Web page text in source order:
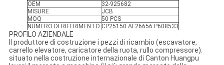
OEM
32-925682
MISURE
JCB
MOQ
50 PCS
NUMERO DI RIFERIMENTO. CP25150 AF26656 P608533
PROFILO AZIENDALE
Il produttore di costruzione i pezzi di ricambio (escavatore,
carrello elevatore, caricatore della ruota, rullo compressore).
situato nella costruzione internazionale di Canton Huangpu